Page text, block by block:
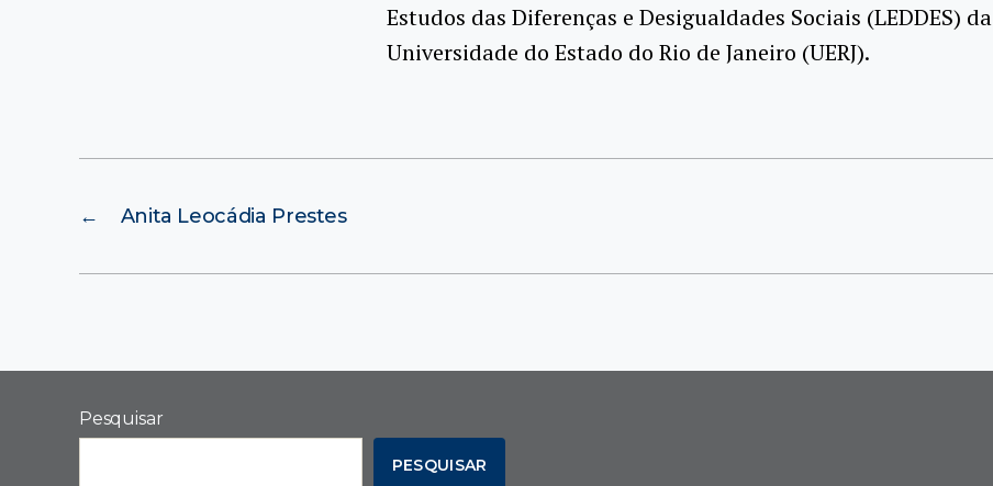
Estudos das Diferenças e Desigualdades Sociais (LEDDES) da
Universidade do Estado do Rio de Janeiro (UERJ).
← Anita Leocádia Prestes
Pesquisar
PESQUISAR